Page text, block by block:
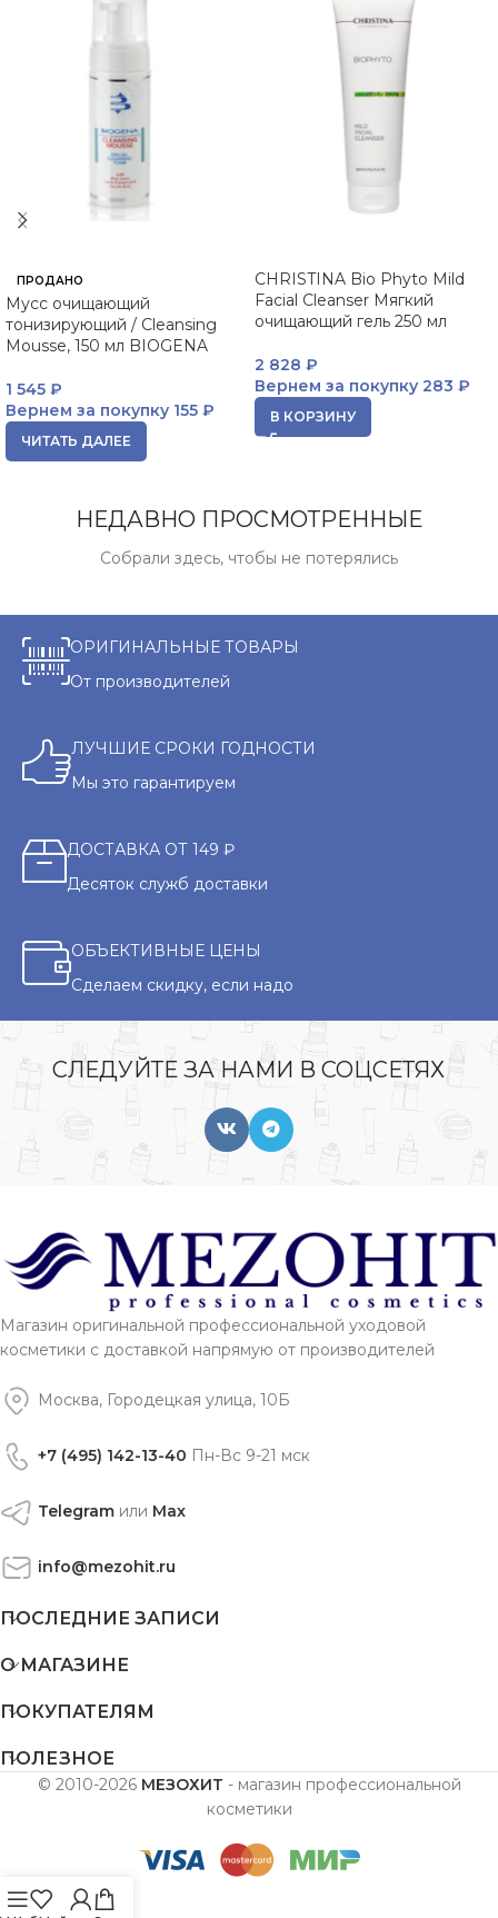
ПРОДАНО
Мусс очищающий
тонизирующий / Cleansing
Mousse, 150 мл BIOGENA
1 545 ₽
Вернем за покупку 155 ₽
ЧИТАТЬ ДАЛЕЕ
CHRISTINA Bio Phyto Mild
Facial Cleanser Мягкий
очищающий гель 250 мл
2 828 ₽
Вернем за покупку 283 ₽
В КОРЗИНУ
НЕДАВНО ПРОСМОТРЕННЫЕ
Собрали здесь, чтобы не потерялись
ОРИГИНАЛЬНЫЕ ТОВАРЫ
От производителей
ЛУЧШИЕ СРОКИ ГОДНОСТИ
Мы это гарантируем
ДОСТАВКА ОТ 149 ₽
Десяток служб доставки
ОБЪЕКТИВНЫЕ ЦЕНЫ
Сделаем скидку, если надо
СЛЕДУЙТЕ ЗА НАМИ В СОЦСЕТЯХ
Магазин оригинальной профессиональной уходовой
косметики с доставкой напрямую от производителей
Москва, Городецкая улица, 10Б
+7 (495) 142-13-40 Пн-Вс 9-21 мск
Telegram или Max
info@mezohit.ru
ПОСЛЕДНИЕ ЗАПИСИ
О МАГАЗИНЕ
ПОКУПАТЕЛЯМ
ПОЛЕЗНОЕ
© 2010-2026 МЕЗОХИТ - магазин профессиональной
косметики